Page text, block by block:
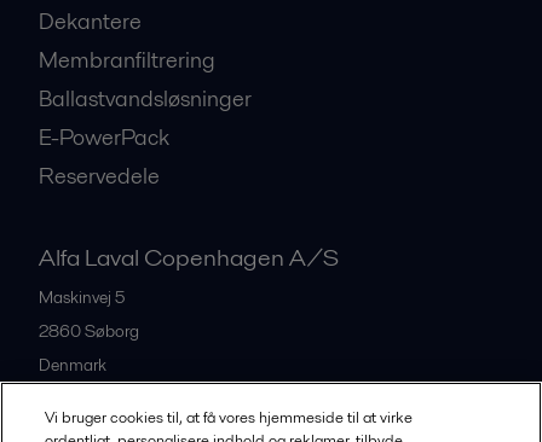
Dekantere
Membranfiltrering
Ballastvandsløsninger
E-PowerPack
Reservedele
Alfa Laval Copenhagen A/S
Maskinvej 5
2860Søborg
Denmark
Vi bruger cookies til, at få vores hjemmeside til at virke